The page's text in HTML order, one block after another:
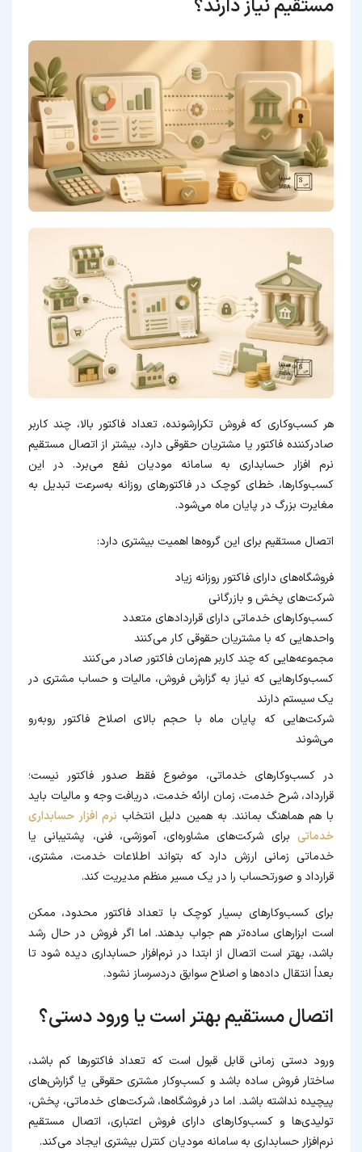
مستقیم نیاز دارند؟
هر کسب‌وکاری که فروش تکرارشونده، تعداد فاکتور بالا، چند کاربر
صادرکننده فاکتور یا مشتریان حقوقی دارد، بیشتر از اتصال مستقیم
نرم افزار حسابداری به سامانه مودیان نفع می‌برد. در این
کسب‌وکارها، خطای کوچک در فاکتورهای روزانه به‌سرعت تبدیل به
مغایرت بزرگ در پایان ماه می‌شود.
اتصال مستقیم برای این گروه‌ها اهمیت بیشتری دارد:
فروشگاه‌های دارای فاکتور روزانه زیاد
شرکت‌های پخش و بازرگانی
کسب‌وکارهای خدماتی دارای قراردادهای متعدد
واحدهایی که با مشتریان حقوقی کار می‌کنند
مجموعه‌هایی که چند کاربر هم‌زمان فاکتور صادر می‌کنند
کسب‌وکارهایی که نیاز به گزارش فروش، مالیات و حساب مشتری در
یک سیستم دارند
شرکت‌هایی که پایان ماه با حجم بالای اصلاح فاکتور روبه‌رو
می‌شوند
در کسب‌وکارهای خدماتی، موضوع فقط صدور فاکتور نیست؛
قرارداد، شرح خدمت، زمان ارائه خدمت، دریافت وجه و مالیات باید
با هم هماهنگ بمانند. به همین دلیل انتخاب نرم افزار حسابداری
خدماتی برای شرکت‌های مشاوره‌ای، آموزشی، فنی، پشتیبانی یا
خدماتی زمانی ارزش دارد که بتواند اطلاعات خدمت، مشتری،
قرارداد و صورتحساب را در یک مسیر منظم مدیریت کند.
برای کسب‌وکارهای بسیار کوچک با تعداد فاکتور محدود، ممکن
است ابزارهای ساده‌تر هم جواب بدهند. اما اگر فروش در حال رشد
باشد، بهتر است اتصال از ابتدا در نرم‌افزار حسابداری دیده شود تا
بعداً انتقال داده‌ها و اصلاح سوابق دردسرساز نشود.
اتصال مستقیم بهتر است یا ورود دستی؟
ورود دستی زمانی قابل قبول است که تعداد فاکتورها کم باشد،
ساختار فروش ساده باشد و کسب‌وکار مشتری حقوقی یا گزارش‌های
پیچیده نداشته باشد. اما در فروشگاه‌ها، شرکت‌های خدماتی، پخش،
تولیدی‌ها و کسب‌وکارهای دارای فروش اعتباری، اتصال مستقیم
نرم‌افزار حسابداری به سامانه مودیان کنترل بیشتری ایجاد می‌کند.